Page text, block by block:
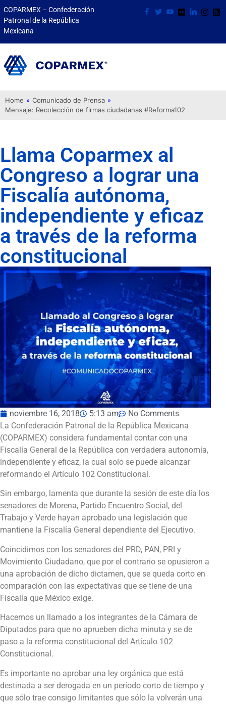
COPARMEX – Confederación
Patronal de la República
Mexicana
Home » Comunicado de Prensa »
Mensaje: Recolección de firmas ciudadanas #Reforma102
Llama Coparmex al
Congreso a lograr una
Fiscalía autónoma,
independiente y eficaz
a través de la reforma
constitucional
noviembre 16, 2018 5:13 am
No Comments
La Confederación Patronal de la República Mexicana
(COPARMEX) considera fundamental contar con una
Fiscalía General de la República con verdadera autonomía,
independiente y eficaz, la cual solo se puede alcanzar
reformando el Artículo 102 Constitucional.
Sin embargo, lamenta que durante la sesión de este día los
senadores de Morena, Partido Encuentro Social, del
Trabajo y Verde hayan aprobado una legislación que
mantiene la Fiscalía General dependiente del Ejecutivo.
Coincidimos con los senadores del PRD, PAN, PRI y
Movimiento Ciudadano, que por el contrario se opusieron a
una aprobación de dicho dictamen, que se queda corto en
comparación con las expectativas que se tiene de una
Fiscalía que México exige.
Hacemos un llamado a los integrantes de la Cámara de
Diputados para que no aprueben dicha minuta y se de
paso a la reforma constitucional del Artículo 102
Constitucional.
Es importante no aprobar una ley orgánica que está
destinada a ser derogada en un período corto de tiempo y
que sólo trae consigo limitantes que sólo la volverán una